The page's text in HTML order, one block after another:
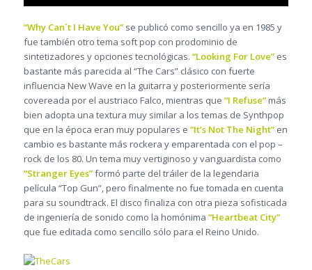
“Why Can´t I Have You”se publicó como sencillo ya en 1985 y
fue también otro tema soft pop con prodominio de
sintetizadores y opciones tecnológicas. “Looking For Love”es
bastante más parecida al “The Cars” clásico con fuerte
influencia New Wave en la guitarra y posteriormente sería
covereada por el austriaco Falco, mientras que “I Refuse”más
bien adopta una textura muy similar a los temas de Synthpop
que en la época eran muy populares e “It’s Not The Night”en
cambio es bastante más rockera y emparentada con el pop –
rock de los 80. Un tema muy vertiginoso y vanguardista como
“Stranger Eyes”formó parte del tráiler de la legendaria
película “Top Gun”, pero finalmente no fue tomada en cuenta
para su soundtrack. El disco finaliza con otra pieza sofisticada
de ingeniería de sonido como la homónima “Heartbeat City”
que fue editada como sencillo sólo para el Reino Unido.